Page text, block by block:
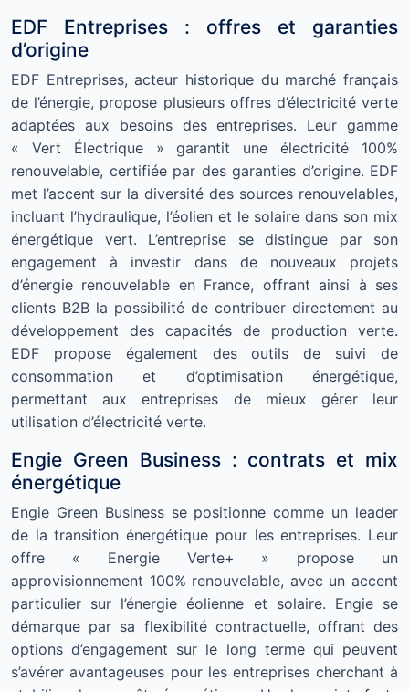
EDF Entreprises : offres et garanties
d’origine
EDF Entreprises, acteur historique du marché français
de l’énergie, propose plusieurs offres d’électricité verte
adaptées aux besoins des entreprises. Leur gamme
« Vert Électrique » garantit une électricité 100%
renouvelable, certifiée par des garanties d’origine. EDF
met l’accent sur la diversité des sources renouvelables,
incluant l’hydraulique, l’éolien et le solaire dans son mix
énergétique vert. L’entreprise se distingue par son
engagement à investir dans de nouveaux projets
d’énergie renouvelable en France, offrant ainsi à ses
clients B2B la possibilité de contribuer directement au
développement des capacités de production verte.
EDF propose également des outils de suivi de
consommation et d’optimisation énergétique,
permettant aux entreprises de mieux gérer leur
utilisation d’électricité verte.
Engie Green Business : contrats et mix
énergétique
Engie Green Business se positionne comme un leader
de la transition énergétique pour les entreprises. Leur
offre « Energie Verte+ » propose un
approvisionnement 100% renouvelable, avec un accent
particulier sur l’énergie éolienne et solaire. Engie se
démarque par sa flexibilité contractuelle, offrant des
options d’engagement sur le long terme qui peuvent
s’avérer avantageuses pour les entreprises cherchant à